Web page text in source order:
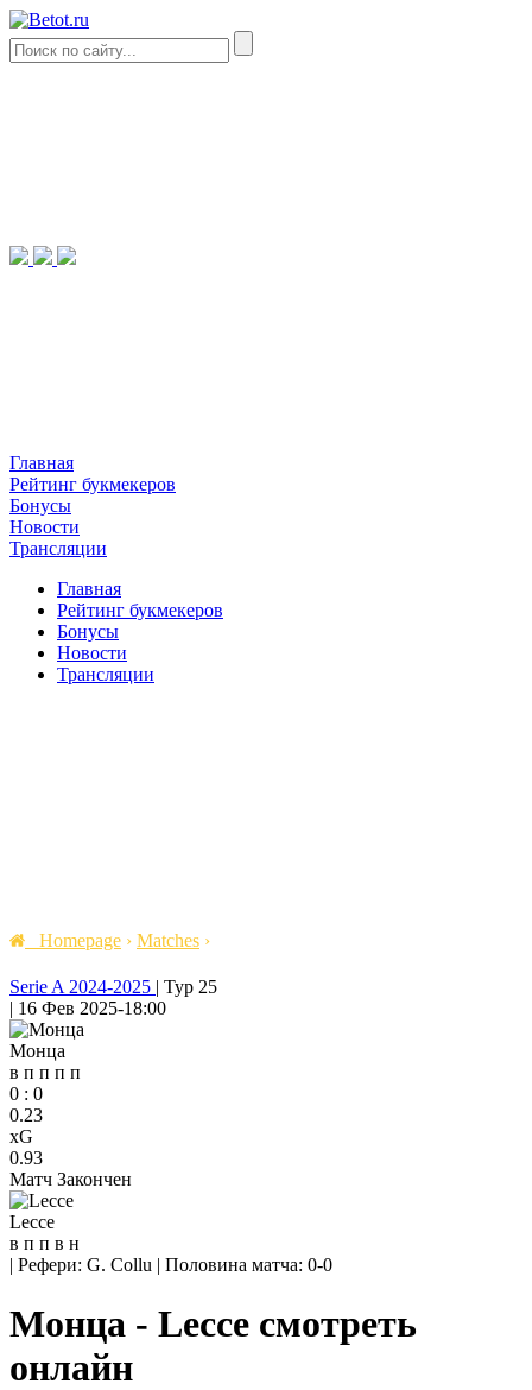
Главная
Рейтинг букмекеров
Бонусы
Новости
Трансляции
Главная
Рейтинг букмекеров
Бонусы
Новости
Трансляции
Homepage › Matches ›
Serie A 2024-2025 | Тур 25
| 16 Фев 2025-18:00
Монца
в п п п п
0 : 0
0.23
xG
0.93
Матч Закончен
Lecce
в п п в н
| Рефери: G. Collu | Половина матча: 0-0
Монца - Lecce смотреть
онлайн